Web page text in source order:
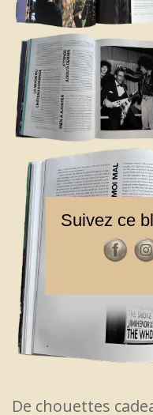
De chouettes
Suivez ce